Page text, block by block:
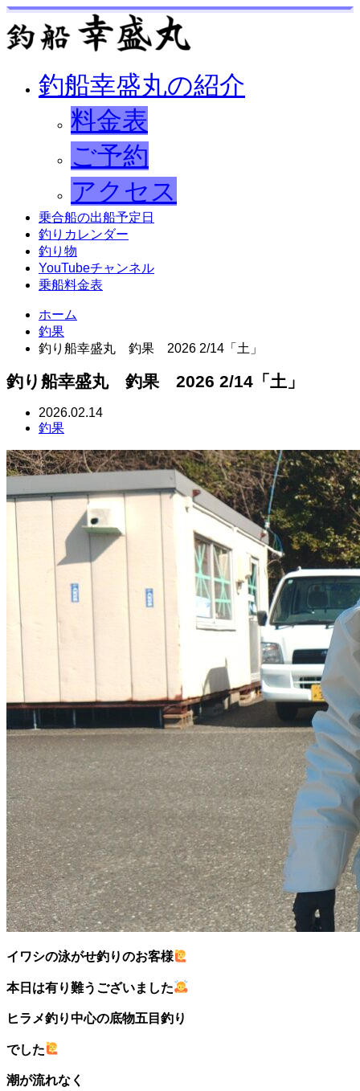
釣船幸盛丸の紹介
料金表
ご予約
アクセス
乗合船の出船予定日
釣りカレンダー
釣り物
YouTubeチャンネル
乗船料金表
ホーム
釣果
釣り船幸盛丸 釣果 2026 2/14「土」
釣り船幸盛丸 釣果 2026 2/14「土」
2026.02.14
釣果
イワシの泳がせ釣りのお客様
本日は有り難うございました
ヒラメ釣り中心の底物五目釣り
でした
潮が流れなく